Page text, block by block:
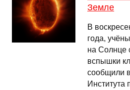
Земле
В
года,
на Солнце
вспышки
сообщили
Института